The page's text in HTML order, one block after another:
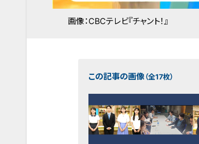
画像：CBCテレビ『チャント！』
この記事の画像（全17枚）